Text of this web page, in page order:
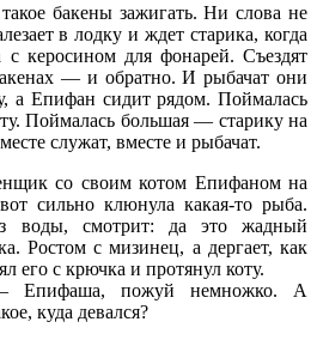
бакены зажигать. Ни слова не
в лодку и ждет старика, когда
с керосином для фонарей. Съездят
— и обратно. И рыбачат они
а Епифан сидит рядом. Поймалась
Поймалась большая — старику на
служат, вместе и рыбачат.
со своим котом Епифаном на
сильно клюнула какая-то рыба.
воды, смотрит: да это жадный
Ростом с мизинец, а дергает, как
его с крючка и протянул коту.
пожуй немножко. А
куда девался?